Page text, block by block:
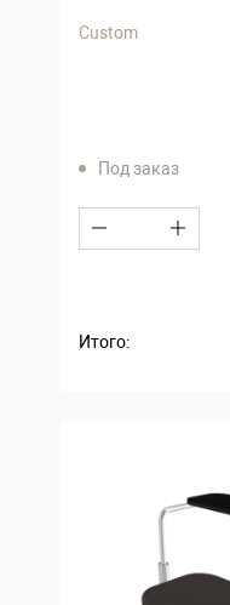
Custom
Под заказ
Итого: